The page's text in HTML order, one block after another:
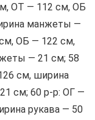
ОТ — 112 см, ОБ
манжеты —
ОБ — 122 см,
— 21 см; 58
см, ширина
см; 60 р-р: ОГ —
рукава — 50